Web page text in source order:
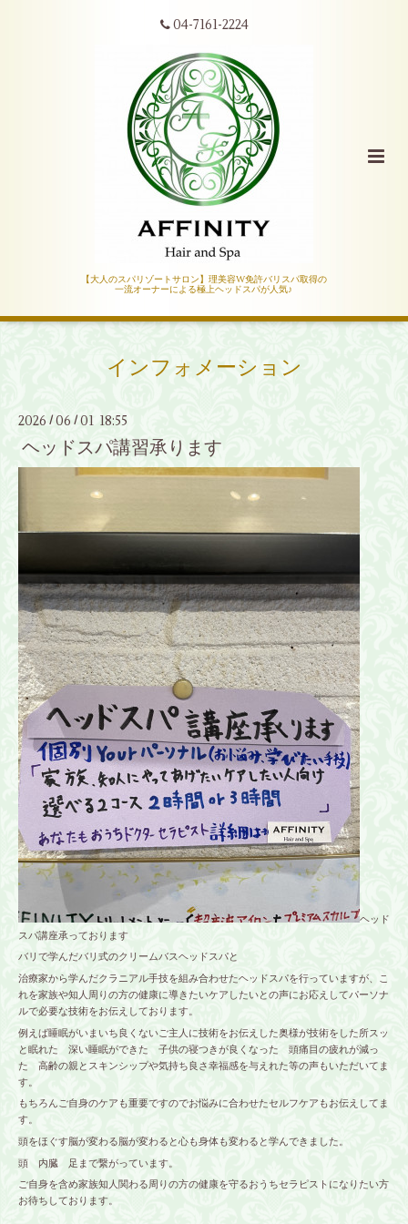
04-7161-2224
【大人のスパリゾートサロン】理美容W免許バリスパ取得の
一流オーナーによる極上ヘッドスパが人気♪
インフォメーション
2026 / 06 / 01 18:55
ヘッドスパ講習承ります
ヘッド
スパ講座承っております
バリで学んだバリ式のクリームバスヘッドスパと
治療家から学んだクラニアル手技を組み合わせたヘッドスパを行っていますが、こ
れを家族や知人周りの方の健康に導きたいケアしたいとの声にお応えしてパーソナ
ルで必要な技術をお伝えしております。
例えば睡眠がいまいち良くないご主人に技術をお伝えした奥様が技術をした所スッ
と眠れた 深い睡眠ができた 子供の寝つきが良くなった 頭痛目の疲れが減っ
た 高齢の親とスキンシップや気持ち良さ幸福感を与えれた等の声もいただいてま
す。
もちろんご自身のケアも重要ですのでお悩みに合わせたセルフケアもお伝えしてま
す。
頭をほぐす脳が変わる脳が変わると心も身体も変わると学んできました。
頭 内臓 足まで繋がっています。
ご自身を含め家族知人関わる周りの方の健康を守るおうちセラピストになりたい方
お待ちしております。